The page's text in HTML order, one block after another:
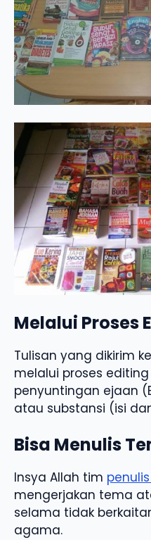
Melalui Proses
Tulisan yang dikirim
melalui proses
penyuntingan ejaan
atau substansi (isi
Bisa Menulis
Insya Allah tim
mengerjakan tema
selama tidak
agama.